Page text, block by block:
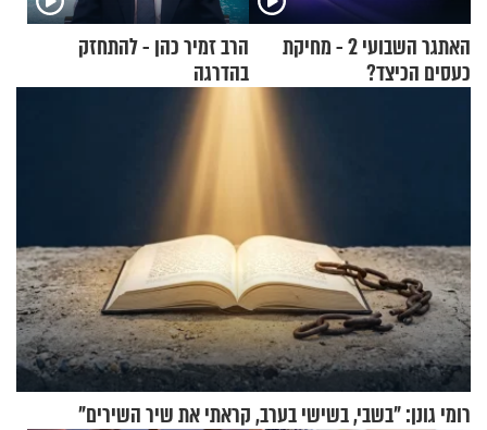
האתגר השבועי 2 - מחיקת
כעסים הכיצד?
הרב זמיר כהן - להתחזק
בהדרגה
רומי גונן: "בשבי, בשישי בערב, קראתי את שיר השירים"